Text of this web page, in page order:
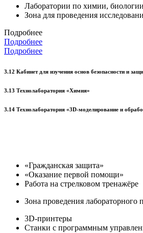
Лаборатории по химии,
Зона для проведения
Подробнее
Подробнее
Подробнее
3.12 Кабинет для изучения основ безопасности и
3.13 Технолаборатория «Химия»
3.14 Технолаборатория «3D-моделирование и
«Гражданская защита»
«Оказание первой помощи»
Работа на стрелковом тренажёре
Зона проведения лабораторного
3D-принтеры
Станки с программным